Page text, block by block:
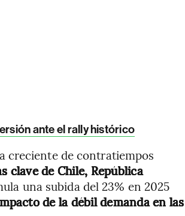
ante el rally histórico
creciente de contratiempos
clave de Chile, República
una subida del 23% en 2025
de la débil demanda en las